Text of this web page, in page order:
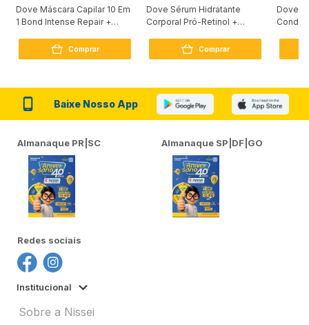
Dove Máscara Capilar 10 Em
1 Bond Intense Repair +
Comprar
Dove Sérum Hidratante
Corporal Pró-Retinol +
Comprar
Dove
Baixe Nosso App
Almanaque PR|SC Almanaque SP|DF|GO
Redes sociais
Institucional
Sobre a Nissei